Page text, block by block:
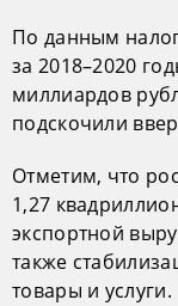
По данным
за 2018–2020
миллиардов
подскочили
Отметим, что
1,27
экспортной
также
товары и услуги.